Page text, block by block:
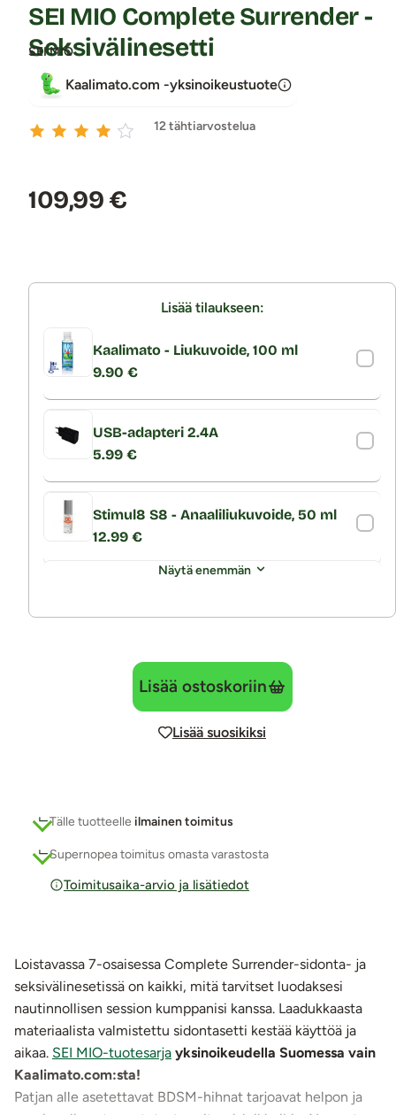
SEI MIO
SEI MIO Complete Surrender -
Seksivälinesetti
Kaalimato.com -yksinoikeustuote
12 tähtiarvostelua
Hinta:
109,99 €
Lisää tilaukseen:
Kaalimato - Liukuvoide, 100 ml
9.90 €
USB-adapteri 2.4A
5.99 €
Stimul8 S8 - Anaaliliukuvoide, 50 ml
12.99 €
Näytä enemmän
Lisää ostoskoriin
Lisää suosikiksi
Tälle tuotteelle ilmainen toimitus
Supernopea toimitus omasta varastosta
Toimitusaika-arvio ja lisätiedot
Loistavassa 7-osaisessa Complete Surrender-sidonta- ja
seksivälinesetissä on kaikki, mitä tarvitset luodaksesi
nautinnollisen session kumppanisi kanssa. Laadukkaasta
materiaalista valmistettu sidontasetti kestää käyttöä ja
aikaa. SEI MIO-tuotesarja yksinoikeudella Suomessa vain
Kaalimato.com:sta!
Patjan alle asetettavat BDSM-hihnat tarjoavat helpon ja